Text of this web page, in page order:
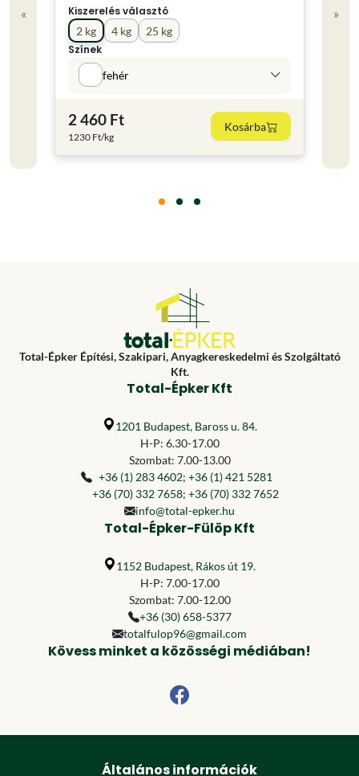
«
Kiszerelés választó
2 kg
4 kg
25 kg
Színek
fehér
2 460 Ft
1230 Ft/kg
Kosárba
»
Total-Épker Építési, Szakipari, Anyagkereskedelmi és Szolgáltató
Kft.
Total-Épker Kft
1201 Budapest, Baross u. 84.
H-P: 6.30-17.00
Szombat: 7.00-13.00
+36 (1) 283 4602; +36 (1) 421 5281
+36 (70) 332 7658; +36 (70) 332 7652
info@total-epker.hu
Total-Épker-Fülöp Kft
1152 Budapest, Rákos út 19.
H-P: 7.00-17.00
Szombat: 7.00-12.00
+36 (30) 658-5377
totalfulop96@gmail.com
Kövess minket a közösségi médiában!
Általános információk